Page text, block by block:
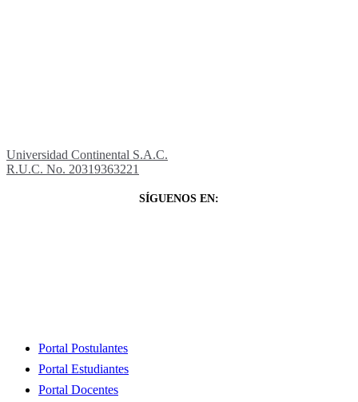
Universidad Continental S.A.C.
R.U.C. No. 20319363221
SÍGUENOS EN:
Close
Portal Postulantes
Portal Estudiantes
Portal Docentes